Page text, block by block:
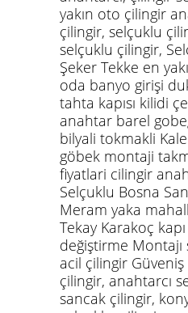
yakın oto çilingir
çilingir, selçuklu
selçuklu çilingir,
Şeker Tekke en
oda banyo girişi
tahta kapısı kilidi
anahtar barel
bilyali tokmakli
göbek montaji
fiyatlari cilingir
Selçuklu Bosna
Meram yaka
Tekay Karakoç
değiştirme Montajı
acil çilingir Güveniş
çilingir, anahtarcı
sancak çilingir,